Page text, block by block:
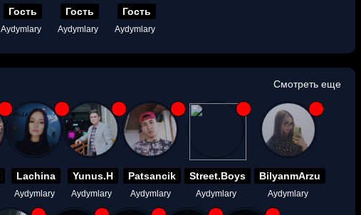
Гость
Aydymlary
Гость
Aydymlary
Гость
Aydymlary
Смотреть еще
Lachina
Aydymlary
Yunus.H
Aydymlary
Patsancik
Aydymlary
Street.Boys
Aydymlary
BilyanmArzu
Aydymlary